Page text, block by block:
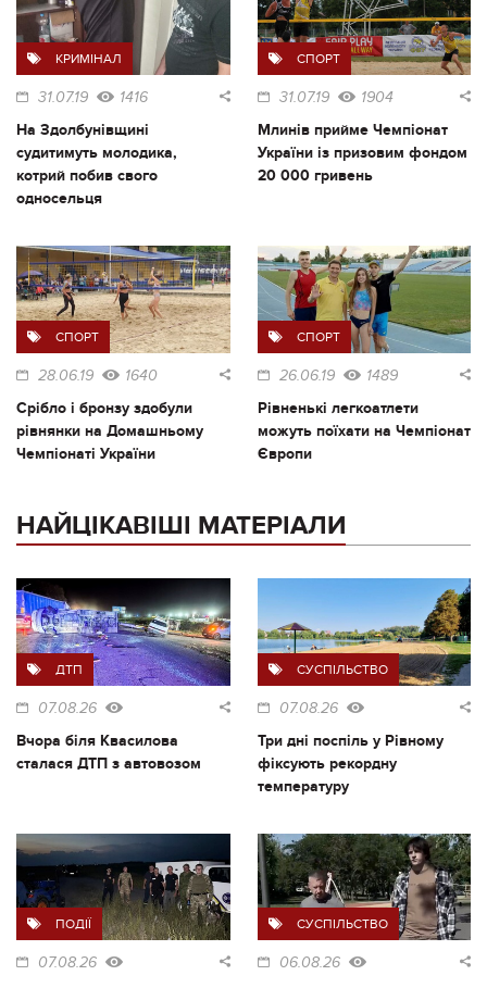
КРИМІНАЛ
31.07.19 1416
На Здолбунівщині
судитимуть молодика,
котрий побив свого
односельця
СПОРТ
31.07.19 1904
Млинів прийме Чемпіонат
України із призовим фондом
20 000 гривень
СПОРТ
28.06.19 1640
Срібло і бронзу здобули
рівнянки на Домашньому
Чемпіонаті України
СПОРТ
26.06.19 1489
Рівненькі легкоатлети
можуть поїхати на Чемпіонат
Європи
НАЙЦІКАВІШІ МАТЕРІАЛИ
ДТП
07.08.26
Вчора біля Квасилова
сталася ДТП з автовозом
СУСПІЛЬСТВО
07.08.26
Три дні поспіль у Рівному
фіксують рекордну
температуру
ПОДІЇ
07.08.26
СУСПІЛЬСТВО
06.08.26